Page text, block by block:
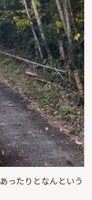
ったりとなんという